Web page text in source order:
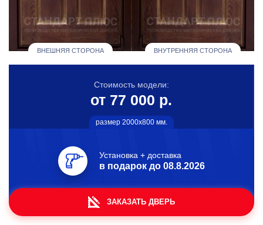
ВНЕШНЯЯ СТОРОНА ВНУТРЕННЯЯ СТОРОНА
Стоимость модели:
от 77 000 р.
размер 2000х800 мм.
Установка + доставка
в подарок до 08.8.2026
ЗАКАЗАТЬ ДВЕРЬ